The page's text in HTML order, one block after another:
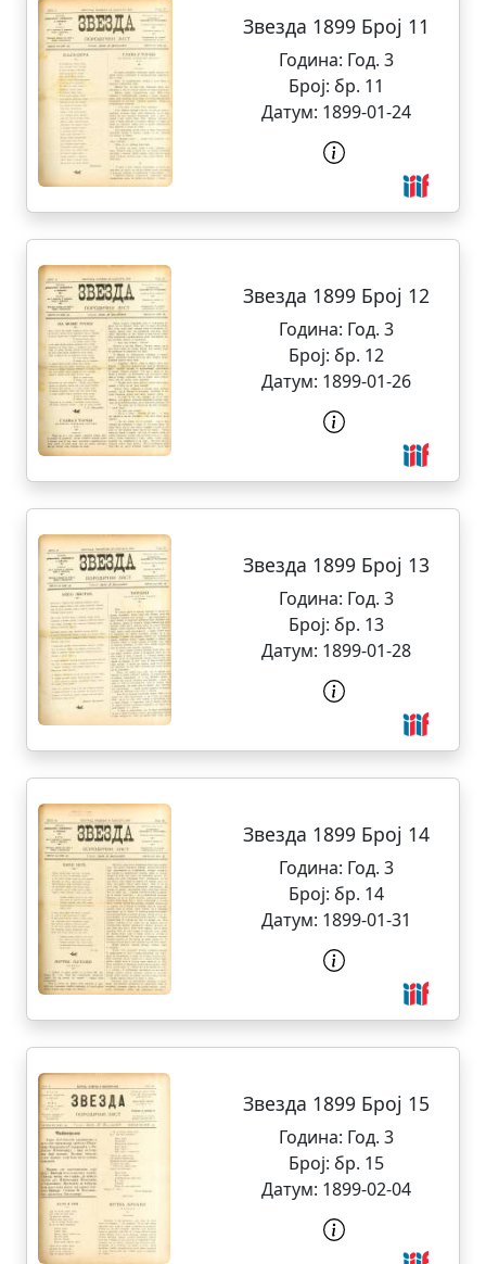
Звезда 1899 Број 11
Година: Год. 3
Број: бр. 11
Датум: 1899-01-24
Звезда 1899 Број 12
Година: Год. 3
Број: бр. 12
Датум: 1899-01-26
Звезда 1899 Број 13
Година: Год. 3
Број: бр. 13
Датум: 1899-01-28
Звезда 1899 Број 14
Година: Год. 3
Број: бр. 14
Датум: 1899-01-31
Звезда 1899 Број 15
Година: Год. 3
Број: бр. 15
Датум: 1899-02-04